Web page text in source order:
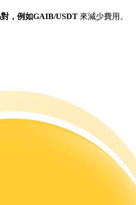
，例如GAIB/USDT 來減少費用。